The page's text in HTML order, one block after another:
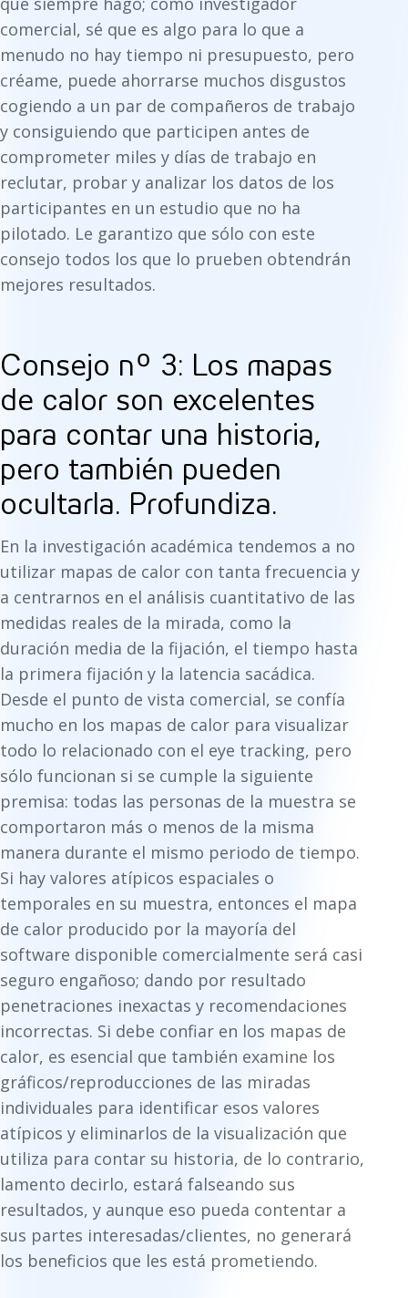
comercial, sé que es algo para lo que a
menudo no hay tiempo ni presupuesto, pero
créame, puede ahorrarse muchos disgustos
cogiendo a un par de compañeros de trabajo
y consiguiendo que participen antes de
comprometer miles y días de trabajo en
reclutar, probar y analizar los datos de los
participantes en un estudio que no ha
pilotado. Le garantizo que sólo con este
consejo todos los que lo prueben obtendrán
mejores resultados.
Consejo nº 3: Los mapas
de calor son excelentes
para contar una historia,
pero también pueden
ocultarla. Profundiza.
En la investigación académica tendemos a no
utilizar mapas de calor con tanta frecuencia y
a centrarnos en el análisis cuantitativo de las
medidas reales de la mirada, como la
duración media de la fijación, el tiempo hasta
la primera fijación y la latencia sacádica.
Desde el punto de vista comercial, se confía
mucho en los mapas de calor para visualizar
todo lo relacionado con el eye tracking, pero
sólo funcionan si se cumple la siguiente
premisa: todas las personas de la muestra se
comportaron más o menos de la misma
manera durante el mismo periodo de tiempo.
Si hay valores atípicos espaciales o
temporales en su muestra, entonces el mapa
de calor producido por la mayoría del
software disponible comercialmente será casi
seguro engañoso; dando por resultado
penetraciones inexactas y recomendaciones
incorrectas. Si debe confiar en los mapas de
calor, es esencial que también examine los
gráficos/reproducciones de las miradas
individuales para identificar esos valores
atípicos y eliminarlos de la visualización que
utiliza para contar su historia, de lo contrario,
lamento decirlo, estará falseando sus
resultados, y aunque eso pueda contentar a
sus partes interesadas/clientes, no generará
los beneficios que les está prometiendo.